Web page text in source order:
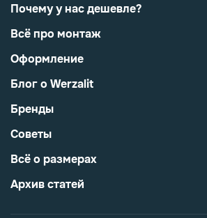
Почему у нас дешевле?
Всё про монтаж
Оформление
Блог о Werzalit
Бренды
Советы
Всё о размерах
Архив статей